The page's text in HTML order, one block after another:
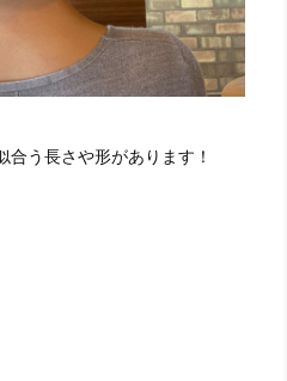
合う長さや形があります！